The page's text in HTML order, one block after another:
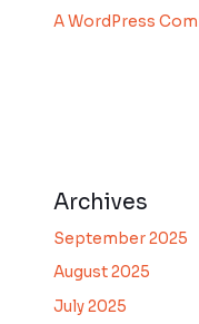
A WordPress
Archives
September 2025
August 2025
July 2025